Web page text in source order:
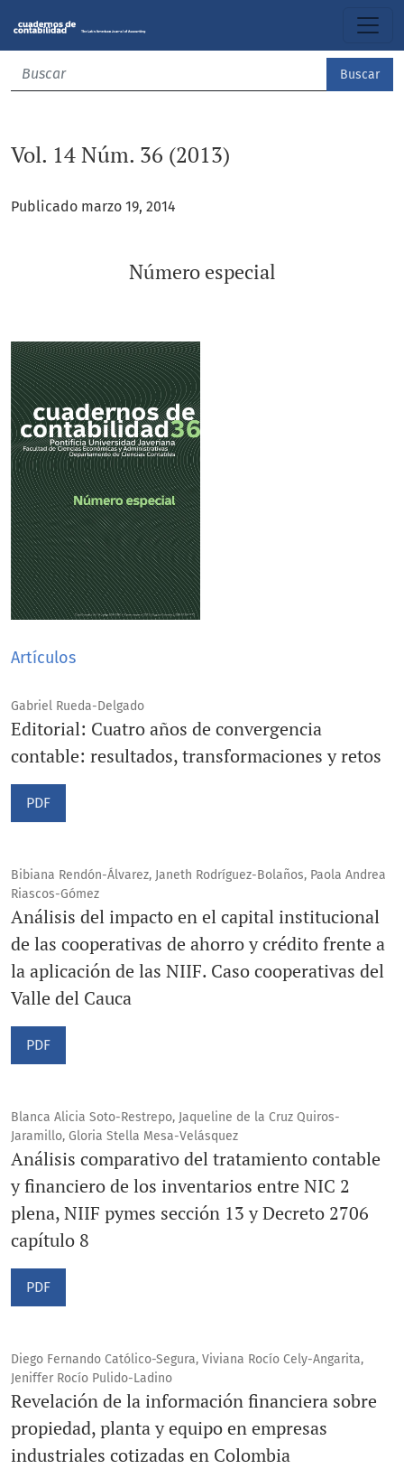
Buscar
Vol. 14 Núm. 36 (2013)
Publicado marzo 19, 2014
Número especial
Artículos
Gabriel Rueda-Delgado
Editorial: Cuatro años de convergencia
contable: resultados, transformaciones y retos
PDF
Bibiana Rendón-Álvarez, Janeth Rodríguez-Bolaños, Paola Andrea
Riascos-Gómez
Análisis del impacto en el capital institucional
de las cooperativas de ahorro y crédito frente a
la aplicación de las NIIF. Caso cooperativas del
Valle del Cauca
PDF
Blanca Alicia Soto-Restrepo, Jaqueline de la Cruz Quiros-
Jaramillo, Gloria Stella Mesa-Velásquez
Análisis comparativo del tratamiento contable
y financiero de los inventarios entre NIC 2
plena, NIIF pymes sección 13 y Decreto 2706
capítulo 8
PDF
Diego Fernando Católico-Segura, Viviana Rocío Cely-Angarita,
Jeniffer Rocío Pulido-Ladino
Revelación de la información financiera sobre
propiedad, planta y equipo en empresas
industriales cotizadas en Colombia